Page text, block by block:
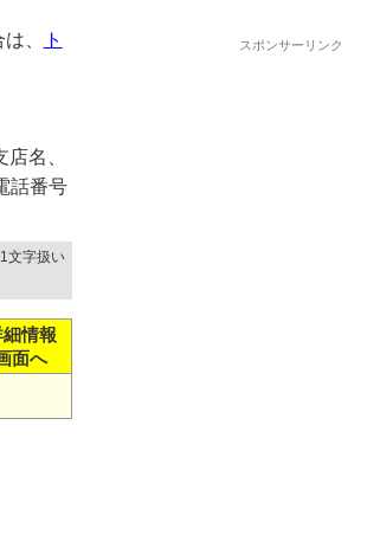
、
ト
名、
話番号
文字扱い
細情報
面へ
スポンサーリンク